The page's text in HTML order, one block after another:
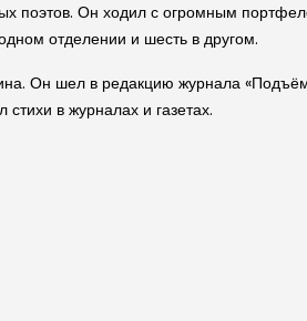
поэтов. Он ходил с огромным
отделении и шесть в другом.
Он шел в редакцию журнала
в журналах и газетах.